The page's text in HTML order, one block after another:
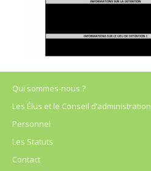
Qui sommes-nous ?
Les Élus et le Conseil d’administration
Personnel
Les Statuts
Contact